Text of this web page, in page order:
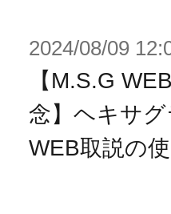
2024/08/09
【M.S.G
念】ヘキサ
WEB取説の